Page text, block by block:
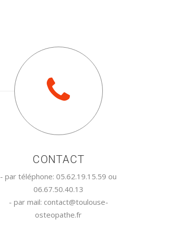
CONTACT
- par téléphone: 05.62.19.15.59 ou
06.67.50.40.13
- par mail: contact@toulouse-
osteopathe.fr